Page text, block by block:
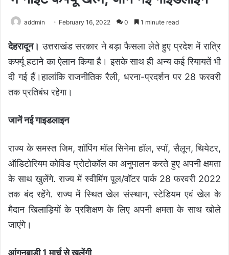
addmin February 16, 2022 0 1 minute read
देहरादून। उत्तराखंड सरकार ने बड़ा फैसला लेते हुए प्रदेश में रात्रि
कर्फ्यू हटाने का ऐलान किया है। इसके साथ ही अन्य कई रियायतें भी
दी गई हैं।हालांकि राजनीतिक रैली, धरना-प्रदर्शन पर 28 फरवरी
तक प्रतिबंध रहेगा।
जानें नई गाइडलाइन
राज्य के समस्त जिम, शॉपिंग मॉल सिनेमा हॉल, स्पॉ, सैलून, थियेटर,
ऑडिटोरियम कोविड प्रोटोकॉल का अनुपालन करते हुए अपनी क्षमता
के साथ खुलेंगे. राज्य में स्वीमिंग पूल/वॉटर पार्क 28 फरवरी 2022
तक बंद रहेंगे. राज्य में स्थित खेल संस्थान, स्टेडियम एवं खेल के
मैदान खिलाड़ियों के प्रशिक्षण के लिए अपनी क्षमता के साथ खोले
जाएंगे।
आंगनबाड़ी 1 मार्च से खुलेंगी